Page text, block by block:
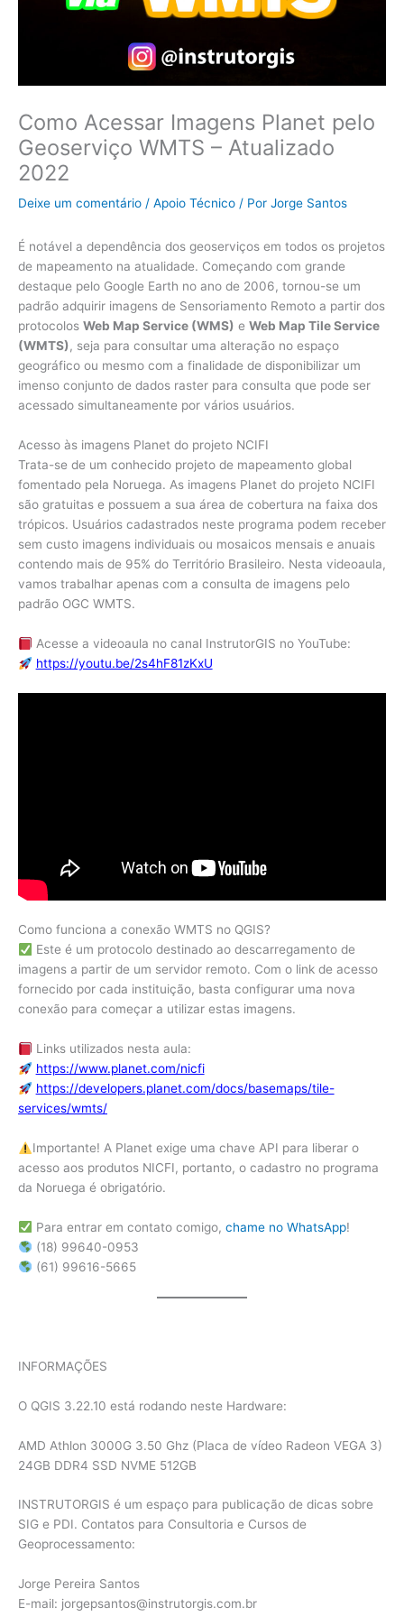
Como Acessar Imagens Planet pelo
Geoserviço WMTS – Atualizado
2022
Deixe um comentário / Apoio Técnico / Por Jorge Santos
É notável a dependência dos geoserviços em todos os projetos
de mapeamento na atualidade. Começando com grande
destaque pelo Google Earth no ano de 2006, tornou-se um
padrão adquirir imagens de Sensoriamento Remoto a partir dos
protocolos Web Map Service (WMS) e Web Map Tile Service
(WMTS), seja para consultar uma alteração no espaço
geográfico ou mesmo com a finalidade de disponibilizar um
imenso conjunto de dados raster para consulta que pode ser
acessado simultaneamente por vários usuários.
Acesso às imagens Planet do projeto NCIFI
Trata-se de um conhecido projeto de mapeamento global
fomentado pela Noruega. As imagens Planet do projeto NCIFI
são gratuitas e possuem a sua área de cobertura na faixa dos
trópicos. Usuários cadastrados neste programa podem receber
sem custo imagens individuais ou mosaicos mensais e anuais
contendo mais de 95% do Território Brasileiro. Nesta videoaula,
vamos trabalhar apenas com a consulta de imagens pelo
padrão OGC WMTS.
Acesse a videoaula no canal InstrutorGIS no YouTube:
https://youtu.be/2s4hF81zKxU
Como funciona a conexão WMTS no QGIS?
Este é um protocolo destinado ao descarregamento de
imagens a partir de um servidor remoto. Com o link de acesso
fornecido por cada instituição, basta configurar uma nova
conexão para começar a utilizar estas imagens.
Links utilizados nesta aula:
https://www.planet.com/nicfi
https://developers.planet.com/docs/basemaps/tile-
services/wmts/
Importante! A Planet exige uma chave API para liberar o
acesso aos produtos NICFI, portanto, o cadastro no programa
da Noruega é obrigatório.
Para entrar em contato comigo, chame no WhatsApp!
(18) 99640-0953
(61) 99616-5665
INFORMAÇÕES
O QGIS 3.22.10 está rodando neste Hardware:
AMD Athlon 3000G 3.50 Ghz (Placa de vídeo Radeon VEGA 3)
24GB DDR4 SSD NVME 512GB
INSTRUTORGIS é um espaço para publicação de dicas sobre
SIG e PDI. Contatos para Consultoria e Cursos de
Geoprocessamento:
Jorge Pereira Santos
E-mail: jorgepsantos@instrutorgis.com.br